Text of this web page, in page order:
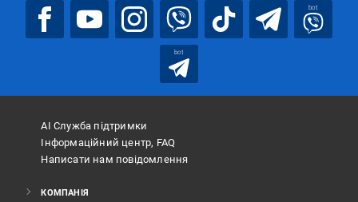
bot
bot
АІ Служба підтримки
Інформаційний центр, FAQ
Написати нам повідомлення
КОМПАНІЯ